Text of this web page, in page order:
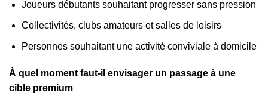
Joueurs débutants souhaitant progresser sans pression
Collectivités, clubs amateurs et salles de loisirs
Personnes souhaitant une activité conviviale à domicile
À quel moment faut-il envisager un passage à une
cible premium